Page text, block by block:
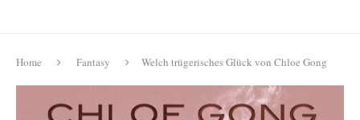
Home Fantasy Welch trügerisches Glück von Chloe Gong